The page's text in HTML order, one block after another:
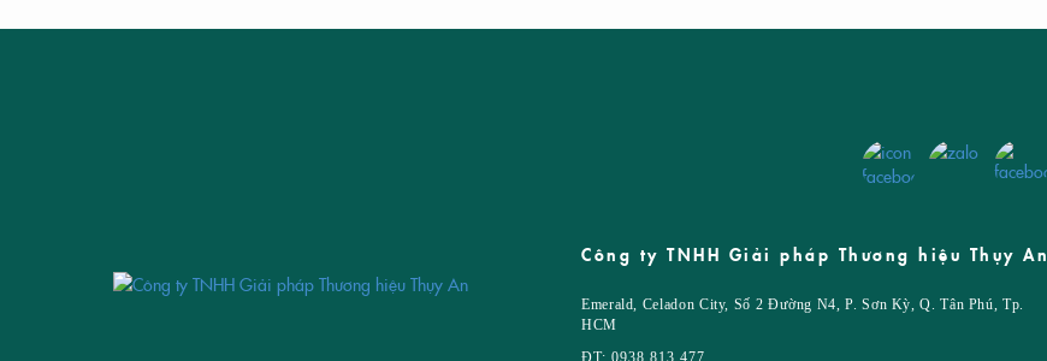
OUR BRAND
THIẾT KẾ BỘ NHẬN DIỆN THƯƠNG
Công ty TNHH Giải pháp Thương hiệu Thụy An
Emerald, Celadon City, Số 2 Đường N4, P. Sơn Kỳ, Q. Tân Phú, Tp.
HCM
ĐT: 0938.813.477